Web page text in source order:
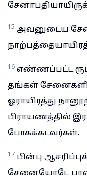
15 அவனுடைய
16 எண்ணப்பட்ட
தங்கள்
ஓராயிரத்து
பிராயணத்தில்
போகக்கடவர்கள்.
17 பின்பு
சேனையோடே